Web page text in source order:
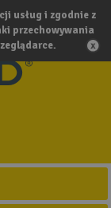
usług i zgodnie z
przechowywania